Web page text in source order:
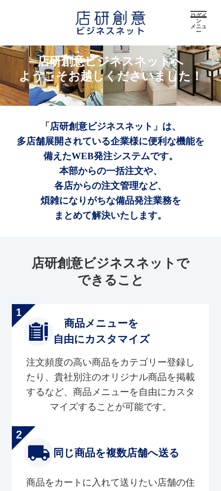
ログイ
ン
メニュ
ー
店研創意ビジネスネットへ
ようこそお越しくださいました！
「店研創意ビジネスネット」は、
多店舗展開されている企業様に便利な機能を
備えたWEB発注システムです。
本部からの一括注文や、
各店からの注文管理など、
煩雑になりがちな備品発注業務を
まとめて解決いたします。
店研創意ビジネスネットで
できること
商品メニューを
自由にカスタマイズ
注文頻度の高い商品をカテゴリー登録し
たり、貴社別注のオリジナル商品を掲載
するなど、商品メニューを自由にカスタ
マイズすることが可能です。
同じ商品を複数店舗へ送る
商品をカートに入れて送りたい店舗の住